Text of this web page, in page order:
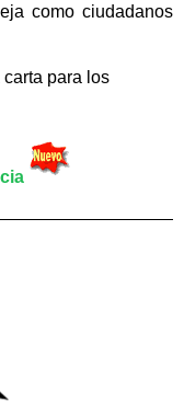
como ciudadanos
para los